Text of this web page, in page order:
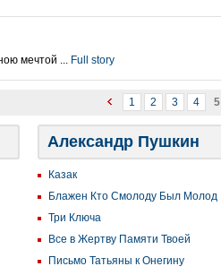
мечтой ... Full story
1 2 3 4 5
Александр Пушкин
Казак
Блажен Кто Смолоду Был Молод
Три Ключа
Все в Жертву Памяти Твоей
Письмо Татьяны к Онегину